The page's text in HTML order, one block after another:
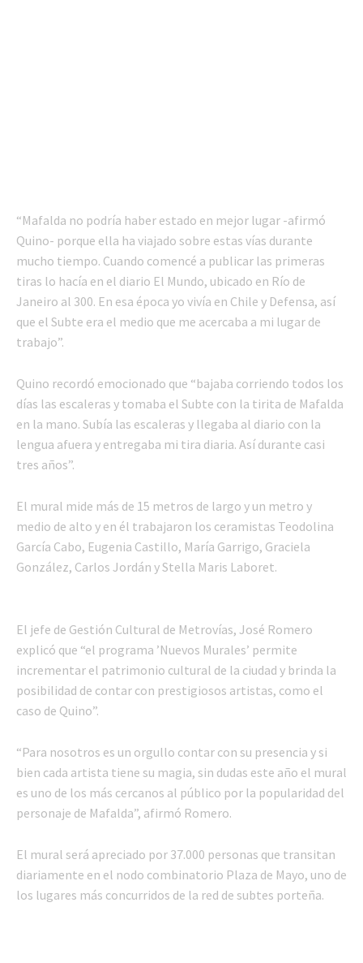
“Mafalda no podría haber estado en mejor lugar -afirmó
Quino- porque ella ha viajado sobre estas vías durante
mucho tiempo. Cuando comencé a publicar las primeras
tiras lo hacía en el diario El Mundo, ubicado en Río de
Janeiro al 300. En esa época yo vivía en Chile y Defensa, así
que el Subte era el medio que me acercaba a mi lugar de
trabajo”.
Quino recordó emocionado que “bajaba corriendo todos los
días las escaleras y tomaba el Subte con la tirita de Mafalda
en la mano. Subía las escaleras y llegaba al diario con la
lengua afuera y entregaba mi tira diaria. Así durante casi
tres años”.
El mural mide más de 15 metros de largo y un metro y
medio de alto y en él trabajaron los ceramistas Teodolina
García Cabo, Eugenia Castillo, María Garrigo, Graciela
González, Carlos Jordán y Stella Maris Laboret.
El jefe de Gestión Cultural de Metrovías, José Romero
explicó que “el programa ’Nuevos Murales’ permite
incrementar el patrimonio cultural de la ciudad y brinda la
posibilidad de contar con prestigiosos artistas, como el
caso de Quino”.
“Para nosotros es un orgullo contar con su presencia y si
bien cada artista tiene su magia, sin dudas este año el mural
es uno de los más cercanos al público por la popularidad del
personaje de Mafalda”, afirmó Romero.
El mural será apreciado por 37.000 personas que transitan
diariamente en el nodo combinatorio Plaza de Mayo, uno de
los lugares más concurridos de la red de subtes porteña.